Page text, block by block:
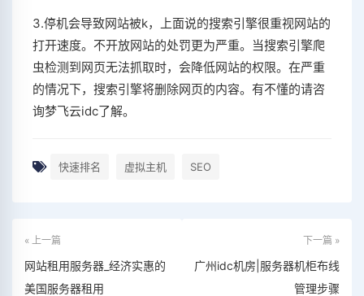
3.停机会导致网站被k，上面说的搜索引擎很重视网站的
打开速度。不开放网站的处罚更为严重。当搜索引擎爬
虫检测到网页无法抓取时，会降低网站的权限。在严重
的情况下，搜索引擎将删除网页的内容。有不懂的请咨
询梦飞云idc了解。
快速排名 虚拟主机 SEO
« 上一篇
网站租用服务器_经济实惠的
美国服务器租用
下一篇 »
广州idc机房|服务器机柜布线
管理步骤